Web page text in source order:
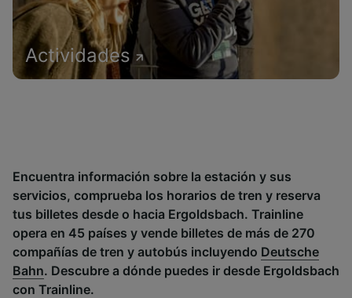
Actividades
Encuentra información sobre la estación y sus
servicios, comprueba los horarios de tren y reserva
tus billetes desde o hacia Ergoldsbach. Trainline
opera en 45 países y vende billetes de más de 270
compañías de tren y autobús incluyendo Deutsche
Bahn. Descubre a dónde puedes ir desde Ergoldsbach
con Trainline.